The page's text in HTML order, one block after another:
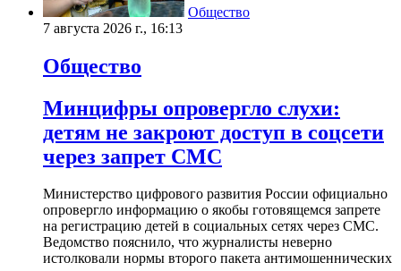
Общество
7 августа 2026 г., 16:13
Общество
Минцифры опровергло слухи:
детям не закроют доступ в соцсети
через запрет СМС
Министерство цифрового развития России официально
опровергло информацию о якобы готовящемся запрете
на регистрацию детей в социальных сетях через СМС.
Ведомство пояснило, что журналисты неверно
истолковали нормы второго пакета антимошеннических